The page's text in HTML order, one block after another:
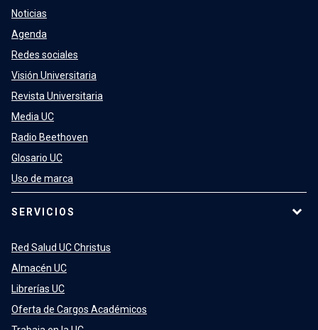
Noticias
Agenda
Redes sociales
Visión Universitaria
Revista Universitaria
Media UC
Radio Beethoven
Glosario UC
Uso de marca
SERVICIOS
Red Salud UC Christus
Almacén UC
Librerías UC
Oferta de Cargos Académicos